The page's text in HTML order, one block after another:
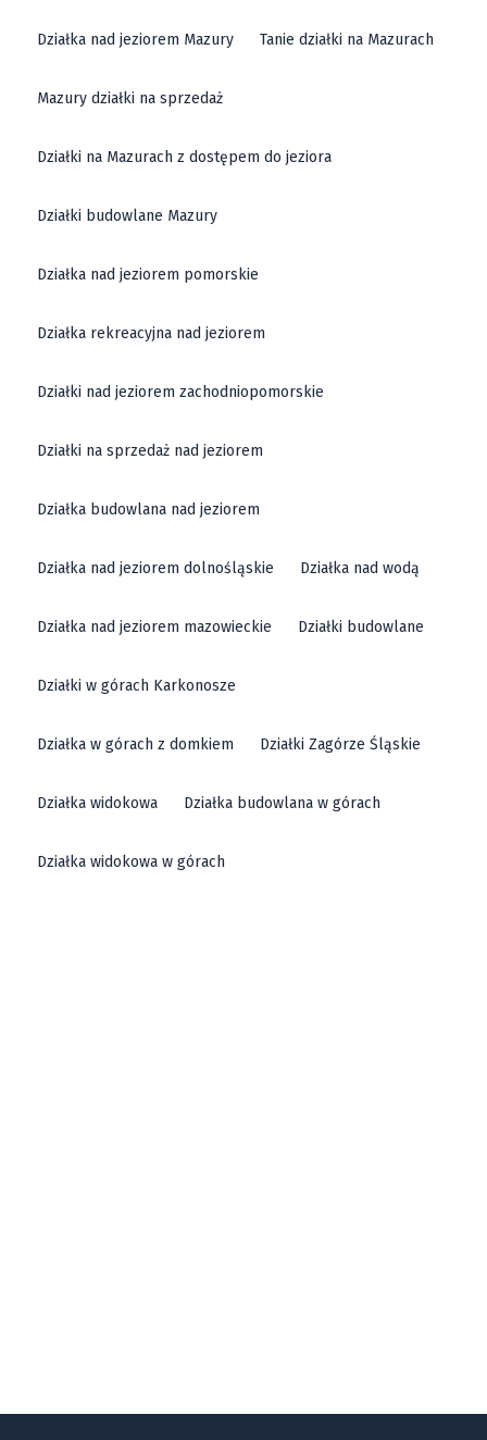
Działka nad jeziorem Mazury Tanie działki na Mazurach
Mazury działki na sprzedaż
Działki na Mazurach z dostępem do jeziora
Działki budowlane Mazury
Działka nad jeziorem pomorskie
Działka rekreacyjna nad jeziorem
Działki nad jeziorem zachodniopomorskie
Działki na sprzedaż nad jeziorem
Działka budowlana nad jeziorem
Działka nad jeziorem dolnośląskie Działka nad wodą
Działka nad jeziorem mazowieckie Działki budowlane
Działki w górach Karkonosze
Działka w górach z domkiem Działki Zagórze Śląskie
Działka widokowa Działka budowlana w górach
Działka widokowa w górach